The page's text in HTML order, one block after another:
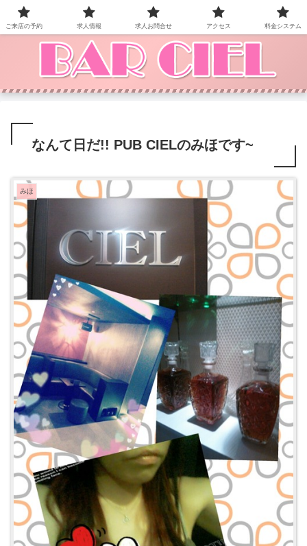
BAR CIEL！ご来店お待ちしています。
なんて日だ!! PUB CIELのみほです~
みほ
ご来店の予約 求人情報 求人お問合せ アクセス 料金システム